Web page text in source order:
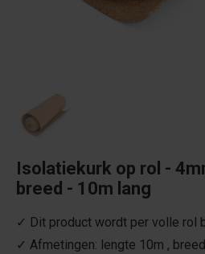
Isolatiekurk op rol -
breed - 10m lang
✓ Dit product wordt per volle rol
✓ Afmetingen: lengte 10m ,